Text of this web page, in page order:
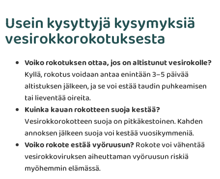
Usein kysyttyjä kysymyksiä
vesirokkorokotuksesta
Voiko rokotuksen ottaa, jos on altistunut vesirokolle?
Kyllä, rokotus voidaan antaa enintään 3–5 päivää
altistuksen jälkeen, ja se voi estää taudin puhkeamisen
tai lieventää oireita.
Kuinka kauan rokotteen suoja kestää?
Vesirokkorokotteen suoja on pitkäkestoinen. Kahden
annoksen jälkeen suoja voi kestää vuosikymmeniä.
Voiko rokote estää vyöruusun?Rokote voi vähentää
vesirokkoviruksen aiheuttaman vyöruusun riskiä
myöhemmin elämässä.